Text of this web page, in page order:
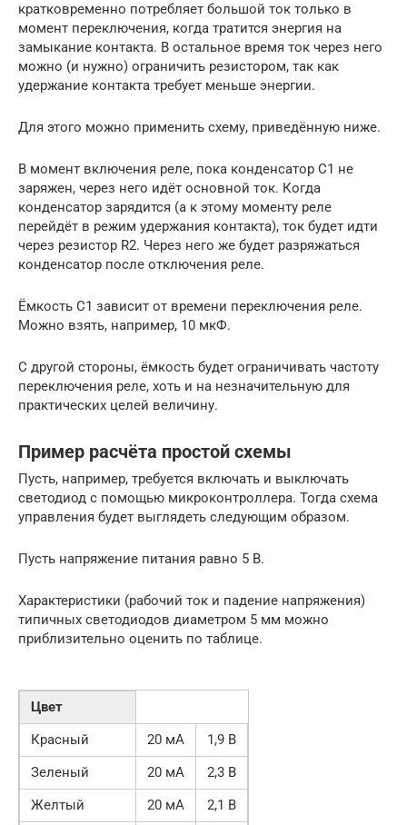
кратковременно потребляет большой ток только в
момент переключения, когда тратится энергия на
замыкание контакта. В остальное время ток через него
можно (и нужно) ограничить резистором, так как
удержание контакта требует меньше энергии.
Для этого можно применить схему, приведённую ниже.
В момент включения реле, пока конденсатор C1 не
заряжен, через него идёт основной ток. Когда
конденсатор зарядится (а к этому моменту реле
перейдёт в режим удержания контакта), ток будет идти
через резистор R2. Через него же будет разряжаться
конденсатор после отключения реле.
Ёмкость C1 зависит от времени переключения реле.
Можно взять, например, 10 мкФ.
С другой стороны, ёмкость будет ограничивать частоту
переключения реле, хоть и на незначительную для
практических целей величину.
Пример расчёта простой схемы
Пусть, например, требуется включать и выключать
светодиод с помощью микроконтроллера. Тогда схема
управления будет выглядеть следующим образом.
Пусть напряжение питания равно 5 В.
Характеристики (рабочий ток и падение напряжения)
типичных светодиодов диаметром 5 мм можно
приблизительно оценить по таблице.
Цвет
Красный
20 мА
1,9 В
Зеленый
20 мА
2,3 В
Желтый
20 мА 2,1 В